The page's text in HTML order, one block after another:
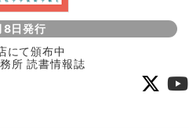
8日発行
にて頒布中
所 読書情報誌